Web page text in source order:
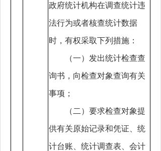
政府统计机构在调查统计违
法行为或者核查统计数据
时，有权采取下列措施：
（一）发出统计检查查
询书，向检查对象查询有关
事项；
（二）要求检查对象提
供有关原始记录和凭证、统
计台账、统计调查表、会计